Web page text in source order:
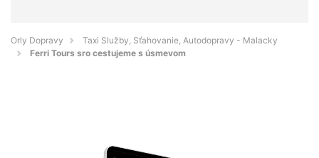
Orly Dopravy
Taxi Služby, Sťahovanie, Autodopravy - Malacky
Ferri Tours sro cestujeme s úsmevom